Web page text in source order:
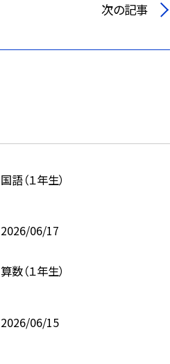
次の記事
国語（１年生）
2026/06/17
算数（１年生）
2026/06/15